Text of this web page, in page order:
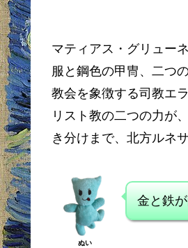
マティアス・グリュー
服と鋼色の甲冑、二つ
教会を象徴する司教エ
リスト教の二つの力が
き分けまで、北方ルネ
ぬい
金と鉄